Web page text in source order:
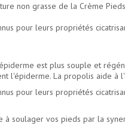
non grasse de la Crème
pour leurs propriétés
est plus souple et
l'épiderme. La propolis aide
pour leurs propriétés
à soulager vos pieds par la